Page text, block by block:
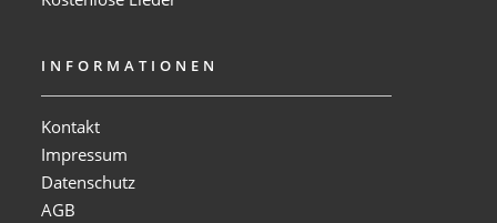
INFORMATIONEN
Kontakt
Impressum
Datenschutz
AGB